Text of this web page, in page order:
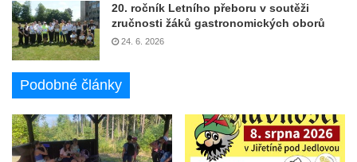
20. ročník Letního přeboru v soutěži
zručnosti žáků gastronomických oborů
24. 6. 2026
Podobné články